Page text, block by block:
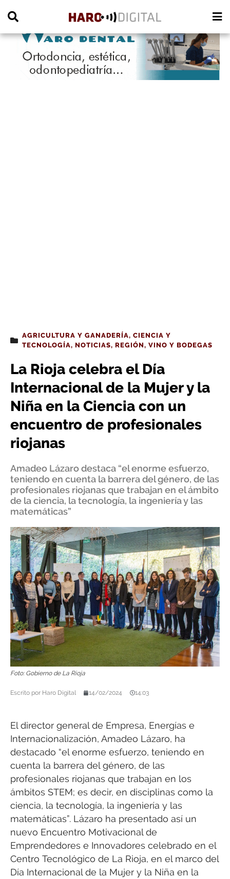
AGRICULTURA Y GANADERÍA, CIENCIA Y
TECNOLOGÍA, NOTICIAS, REGIÓN, VINO Y BODEGAS
La Rioja celebra el Día
Internacional de la Mujer y la
Niña en la Ciencia con un
encuentro de profesionales
riojanas
Amadeo Lázaro destaca “el enorme esfuerzo,
teniendo en cuenta la barrera del género, de las
profesionales riojanas que trabajan en el ámbito
de la ciencia, la tecnología, la ingeniería y las
matemáticas”
Foto: Gobierno de La Rioja
Escrito por Haro Digital 14/02/2024 14:03
El director general de Empresa, Energías e
Internacionalización, Amadeo Lázaro, ha
destacado “el enorme esfuerzo, teniendo en
cuenta la barrera del género, de las
profesionales riojanas que trabajan en los
ámbitos STEM; es decir, en disciplinas como la
ciencia, la tecnología, la ingeniería y las
matemáticas”. Lázaro ha presentado así un
nuevo Encuentro Motivacional de
Emprendedores e Innovadores celebrado en el
Centro Tecnológico de La Rioja, en el marco del
Día Internacional de la Mujer y la Niña en la